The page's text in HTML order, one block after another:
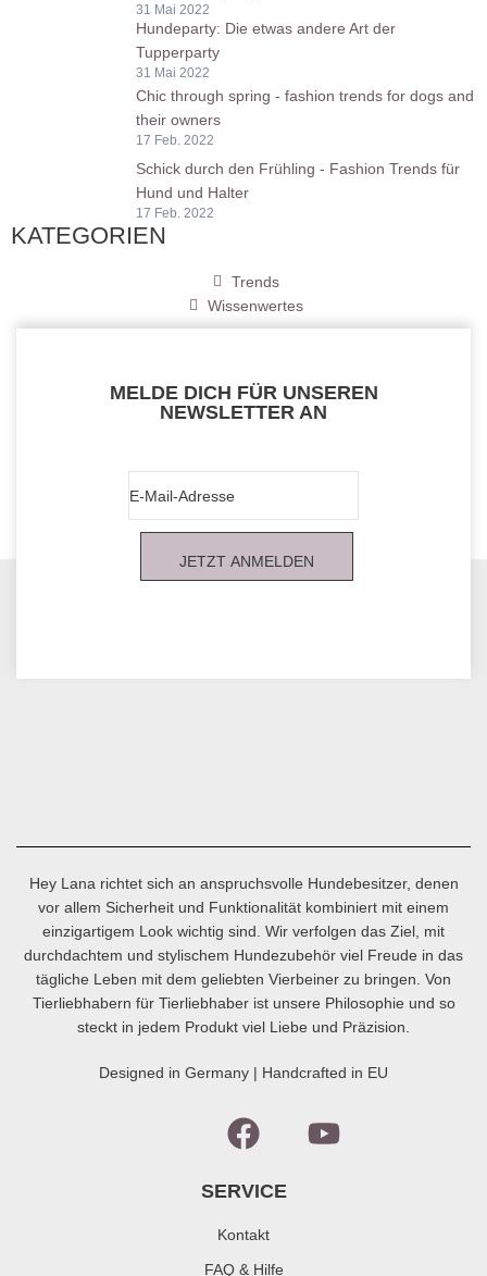
31 Mai 2022
Hundeparty: Die etwas andere Art der
Tupperparty
31 Mai 2022
Chic through spring - fashion trends for dogs and
their owners
17 Feb. 2022
Schick durch den Frühling - Fashion Trends für
Hund und Halter
17 Feb. 2022
KATEGORIEN
Trends
Wissenwertes
MELDE DICH FÜR UNSEREN
NEWSLETTER AN
JETZT ANMELDEN
Hey Lana richtet sich an anspruchsvolle Hundebesitzer, denen
vor allem Sicherheit und Funktionalität kombiniert mit einem
einzigartigem Look wichtig sind. Wir verfolgen das Ziel, mit
durchdachtem und stylischem Hundezubehör viel Freude in das
tägliche Leben mit dem geliebten Vierbeiner zu bringen. Von
Tierliebhabern für Tierliebhaber ist unsere Philosophie und so
steckt in jedem Produkt viel Liebe und Präzision.
Designed in Germany | Handcrafted in EU
SERVICE
Kontakt
FAQ & Hilfe